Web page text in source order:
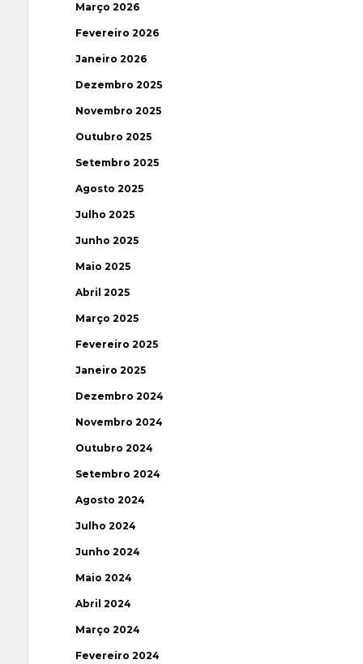
Março 2026
Fevereiro 2026
Janeiro 2026
Dezembro 2025
Novembro 2025
Outubro 2025
Setembro 2025
Agosto 2025
Julho 2025
Junho 2025
Maio 2025
Abril 2025
Março 2025
Fevereiro 2025
Janeiro 2025
Dezembro 2024
Novembro 2024
Outubro 2024
Setembro 2024
Agosto 2024
Julho 2024
Junho 2024
Maio 2024
Abril 2024
Março 2024
Fevereiro 2024